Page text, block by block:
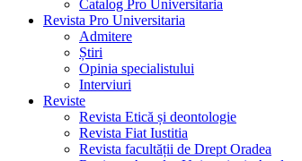
Catalog Pro Universitaria
Revista Pro Universitaria
Admitere
Știri
Opinia specialistului
Interviuri
Reviste
Revista Etică și deontologie
Revista Fiat Iustitia
Revista facultății de Drept Oradea